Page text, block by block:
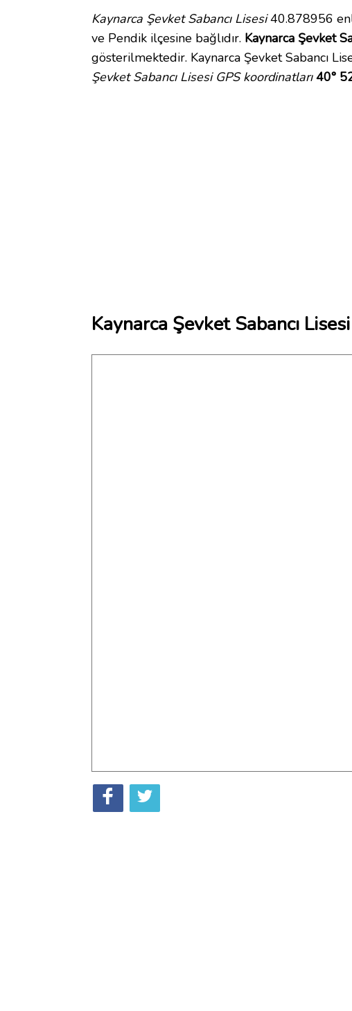
Kaynarca Şevket Sabancı Lisesi40.878956
ve Pendik ilçesine bağlıdır. Kaynarca Şevket
gösterilmektedir. Kaynarca Şevket Sabancı
Şevket Sabancı Lisesi GPS koordinatları 40°
Kaynarca Şevket Sabancı